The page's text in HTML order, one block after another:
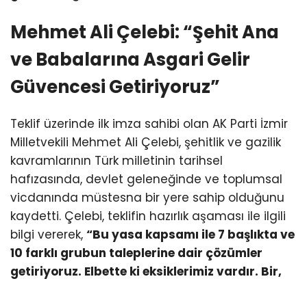
Mehmet Ali Çelebi: “Şehit Ana
ve Babalarına Asgari Gelir
Güvencesi Getiriyoruz”
Teklif üzerinde ilk imza sahibi olan AK Parti İzmir
Milletvekili Mehmet Ali Çelebi, şehitlik ve gazilik
kavramlarının Türk milletinin tarihsel
hafızasında, devlet geleneğinde ve toplumsal
vicdanında müstesna bir yere sahip olduğunu
kaydetti. Çelebi, teklifin hazırlık aşaması ile ilgili
bilgi vererek, “Bu yasa kapsamı ile 7 başlıkta ve
10 farklı grubun taleplerine dair çözümler
getiriyoruz. Elbette ki eksiklerimiz vardır. Bir,